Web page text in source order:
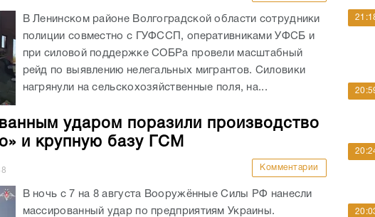
В Ленинском районе Волгоградской области сотрудники
полиции совместно с ГУФССП, оперативниками УФСБ и
при силовой поддержке СОБРа провели масштабный
рейд по выявлению нелегальных мигрантов. Силовики
нагрянули на сельскохозяйственные поля, на...
ударом поразили производство
и крупную базу ГСМ
Комментарии
В ночь с 7 на 8 августа Вооружённые Силы РФ нанесли
массированный удар по предприятиям Украины.